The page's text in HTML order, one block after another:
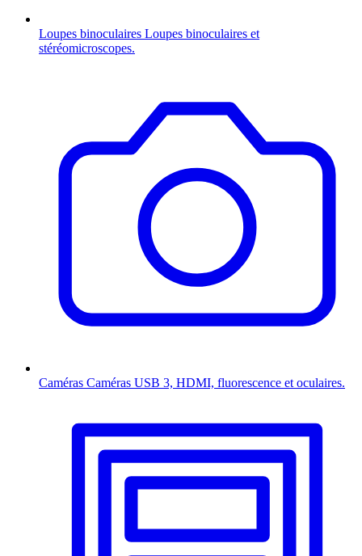
Loupes binoculaires Loupes binoculaires et
stéréomicroscopes.
Caméras Caméras USB 3, HDMI, fluorescence et oculaires.